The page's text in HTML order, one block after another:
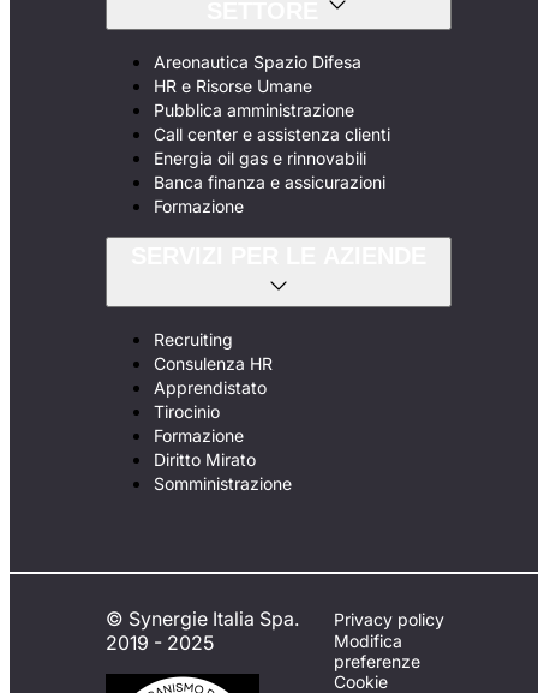
Areonautica Spazio Difesa
HR e Risorse Umane
Pubblica amministrazione
Call center e assistenza clienti
Energia oil gas e rinnovabili
Banca finanza e assicurazioni
Formazione
Recruiting
Consulenza HR
Apprendistato
Tirocinio
Formazione
Diritto Mirato
Somministrazione
© Synergie Italia Spa.
2019 - 2025
Privacy policy
Modifica
preferenze
Cookie